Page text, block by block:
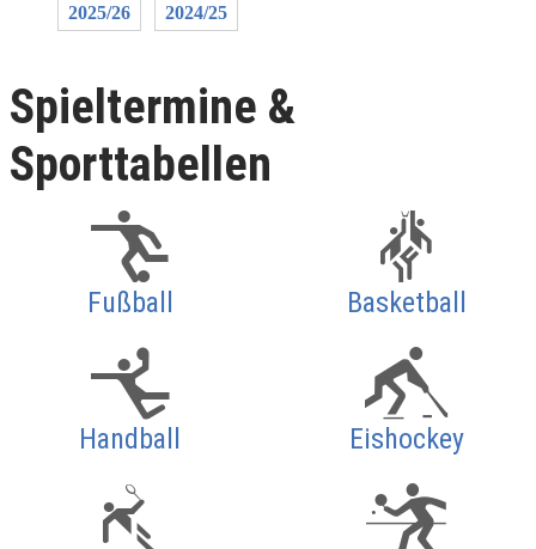
2025/26 2024/25
Spieltermine &
Sporttabellen
Fußball Basketball
Handball Eishockey